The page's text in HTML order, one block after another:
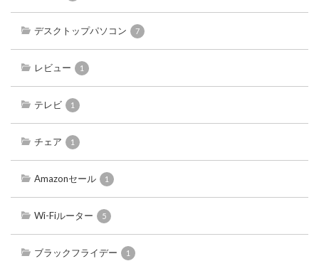
デスクトップパソコン 7
レビュー 1
テレビ 1
チェア 1
Amazonセール 1
Wi-Fiルーター 5
ブラックフライデー 1